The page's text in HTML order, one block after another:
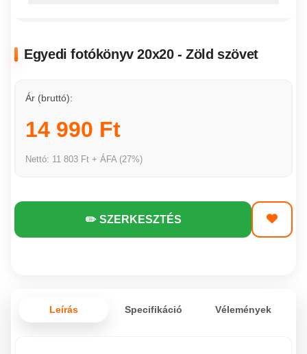
Egyedi fotókönyv 20x20 - Zöld szövet
Ár (bruttó):
14 990 Ft
Nettó: 11 803 Ft + ÁFA (27%)
✏️ SZERKESZTÉS
Leírás Specifikáció Vélemények